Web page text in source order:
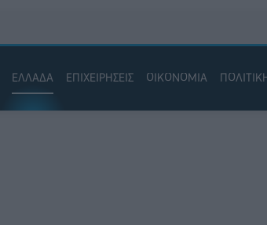
ΕΛΛΑΔΑ ΕΠΙΧΕΙΡΗΣΕΙΣ ΟΙΚΟΝΟΜΙΑ